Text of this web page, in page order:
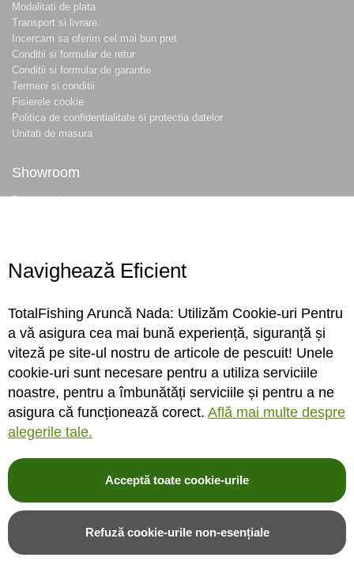
Modalitati de plata
Transport si livrare
Incercam sa oferim cel mai bun pret
Conditii si formular de retur
Conditii si formular de garantie
Termeni si conditii
Fisierele cookie
Politica de confidentialitate si protectia datelor
Unitati de masura
Showroom
Despre noi
Conecteaza-te
Sa ne cunoastem mai bine. Vino alaturi de noi pe reteaua ta preferata. Te
asteptam cu stiri, surprize, concursuri, premii ...
© 2004-2026 TotalFishing SRL. Toate drepturile rezervate. Citititermeni si
fisiere cookie ,politica de confidentialitate si protectia datelor
* Pozele produselor sunt folosite cu acordul furnizorilor si sunt doar cu titlu de
Navighează Eficient
TotalFishing Aruncă Nada: Utilizăm Cookie-uri Pentru
a vă asigura cea mai bună experiență, siguranță și
viteză pe site-ul nostru de articole de pescuit! Unele
cookie-uri sunt necesare pentru a utiliza serviciile
noastre, pentru a îmbunătăți serviciile și pentru a ne
asigura că funcționează corect. Află mai multe despre
alegerile tale.
Acceptă toate cookie-urile
Refuză cookie-urile non-esențiale